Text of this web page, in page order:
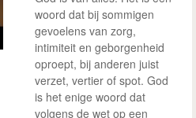
woord dat bij sommigen
gevoelens van zorg,
intimiteit en geborgenheid
oproept, bij anderen juist
verzet, vertier of spot. God
is het enige woord dat
volgens de wet op een